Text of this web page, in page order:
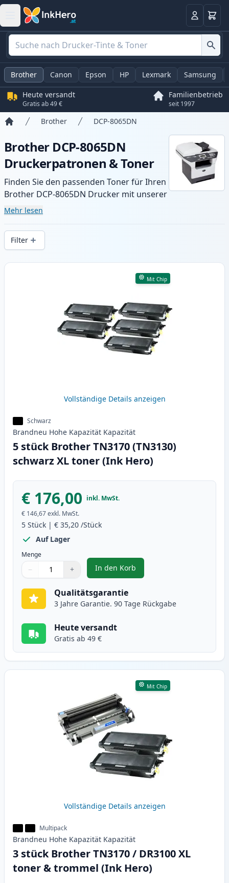
Anmelden
Brother Canon Epson HP Lexmark Samsung
Heute versandt
Gratis ab 49 €
Familienbetrieb
seit 1997
Brother DCP-8065DN
Brother DCP-8065DN
Druckerpatronen & Toner
Finden Sie den passenden Toner für Ihren
Brother DCP-8065DN Drucker mit unserer
Auswahl an kompatiblen und XL-Patronen.
Druckqualität und schnellem Versand aus
lokalem Lager in .
Mehr lesen
Filter
Produkte
Mit Chip
Vollständige Details anzeigen
Schwarz
Brandneu Hohe Kapazität Kapazität
5 stück Brother TN3170 (TN3130)
schwarz XL toner (Ink Hero)
€ 176,00 inkl. MwSt.
€ 146,67exkl. MwSt.
5 Stück | € 35,20 /Stück
Auf Lager
Menge
Verwenden Sie die Tasten, um anzupassen
− +
1
In den Korb
, 5 stück Brother TN3170
Qualitätsgarantie
3 Jahre Garantie. 90 Tage Rückgabe
Heute versandt
Gratis ab 49 €
Mit Chip
Vollständige Details anzeigen
Multipack
Brandneu Hohe Kapazität Kapazität
3 stück Brother TN3170 / DR3100 XL
toner & trommel (Ink Hero)